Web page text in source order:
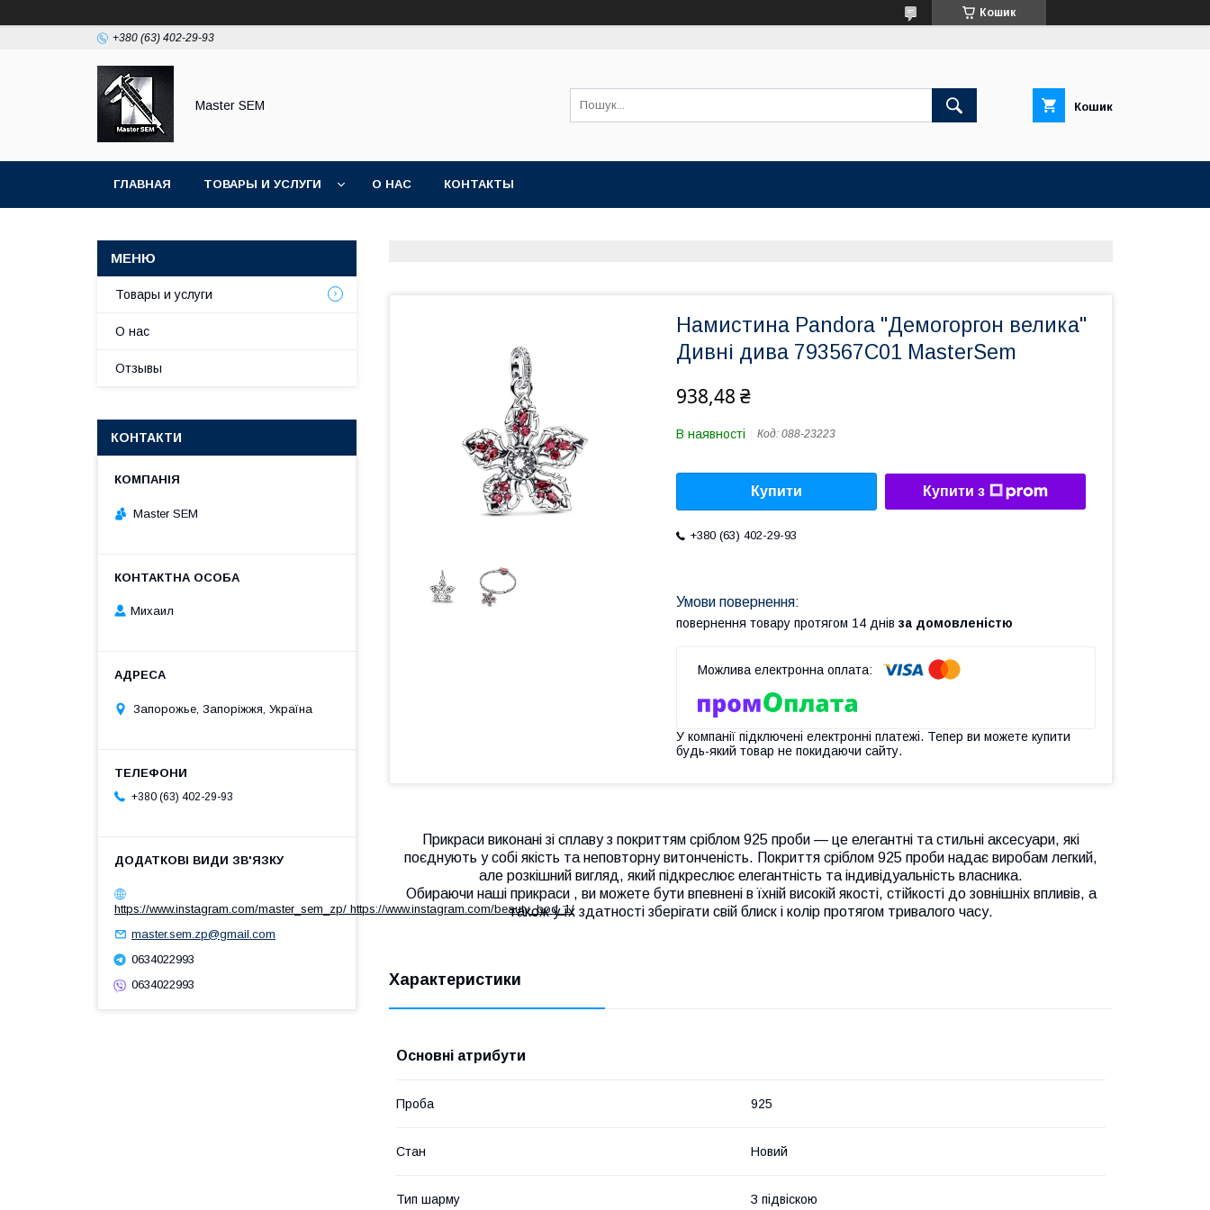
Кошик
+380 (63) 402-29-93
Master SEM Кошик
ГЛАВНАЯ ТОВАРЫ И УСЛУГИ О НАС КОНТАКТЫ
Намистина Pandora "Демогоргон велика"
Дивні дива 793567C01 MasterSem
938,48 ₴
В наявності Код: 088-23223
Купити Купити з
+380 (63) 402-29-93
повернення товару протягом 14 днів за домовленістю
У компанії підключені електронні платежі. Тепер ви можете купити
будь-який товар не покидаючи сайту.
Прикраси виконані зі сплаву з покриттям сріблом 925 проби — це елегантні та стильні аксесуари, які
поєднують у собі якість та неповторну витонченість. Покриття сріблом 925 проби надає виробам легкий,
але розкішний вигляд, який підкреслює елегантність та індивідуальність власника.
Обираючи наші прикраси , ви можете бути впевнені в їхній високій якості, стійкості до зовнішніх впливів, а
також у їх здатності зберігати свій блиск і колір протягом тривалого часу.
Характеристики
Основні атрибути
Проба 925
Стан Новий
Тип шарму З підвіскою
Товары и услуги
О нас
Отзывы
КОНТАКТИ
Master SEM
Михаил
Запорожье, Запоріжжя, Україна
+380 (63) 402-29-93
https://www.instagram.com/master_sem_zp/ https://www.instagram.com/beauty_bod_1/
master.sem.zp@gmail.com
0634022993
0634022993